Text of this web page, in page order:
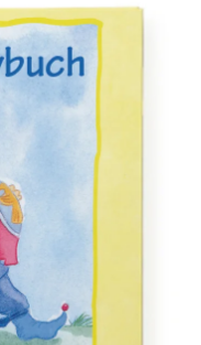
Bewertungen)
bewerten uns mit
aller Länder, in